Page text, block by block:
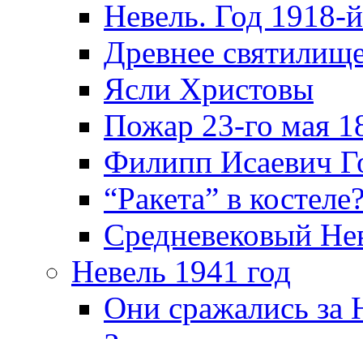
Невель. Год 1918-
Древнее
Ясли Христовы
Пожар 23-го мая
Филипп Исаевич
“Ракета” в
Средневековый
Невель 1941 год
Они сражались за